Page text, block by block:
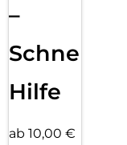
–
Schnelle
Hilfe
ab 10,00 €